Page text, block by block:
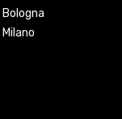
Bologna
Milano